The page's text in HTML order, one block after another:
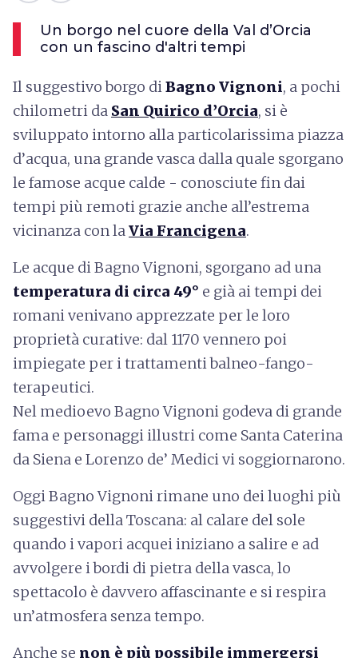
Un borgo nel cuore della Val d’Orcia
con un fascino d'altri tempi
Il suggestivo borgo diBagno Vignoni, a pochi
chilometri da San Quirico d’Orcia, si è
sviluppato intorno alla particolarissima piazza
d’acqua, una grande vasca dalla quale sgorgano
le famose acque calde - conosciute fin dai
tempi più remoti grazie anche all’estrema
vicinanza con laVia Francigena.
Le acque di Bagno Vignoni, sgorgano ad una
temperatura di circa 49° e già ai tempi dei
romani venivano apprezzate per le loro
proprietà curative: dal 1170 vennero poi
impiegate per i trattamenti balneo-fango-
terapeutici.
Nel medioevo Bagno Vignoni godeva di grande
fama e personaggi illustri come Santa Caterina
da Siena e Lorenzo de’ Medici vi soggiornarono.
Oggi Bagno Vignoni rimane uno dei luoghi più
suggestivi della Toscana: al calare del sole
quando i vapori acquei iniziano a salire e ad
avvolgere i bordi di pietra della vasca, lo
spettacolo è davvero affascinante e si respira
un’atmosfera senza tempo.
Anche se non è più possibile immergersi